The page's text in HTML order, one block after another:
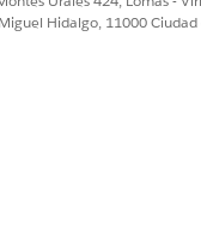
saber cómo podemos
Hidalgo, 11000